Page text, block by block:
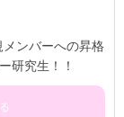
メンバーへの昇格
研究生！！